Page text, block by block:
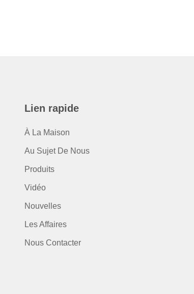
Lien rapide
À La Maison
Au Sujet De Nous
Produits
Vidéo
Nouvelles
Les Affaires
Nous Contacter